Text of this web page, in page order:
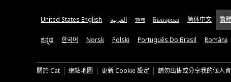
United States English العربية বাংলা Български 简体中文 繁
ಕನ್ನಡ 한국어 Norsk Polski Português Do Brasil Română
關於 Cat 網站地圖 更新 Cookie 設定 請勿出售或分享我的個人